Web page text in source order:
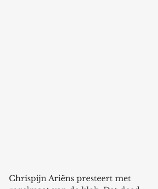
Chrispijn Ariëns presteert met